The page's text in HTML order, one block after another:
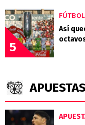
5
Así
APUESTAS